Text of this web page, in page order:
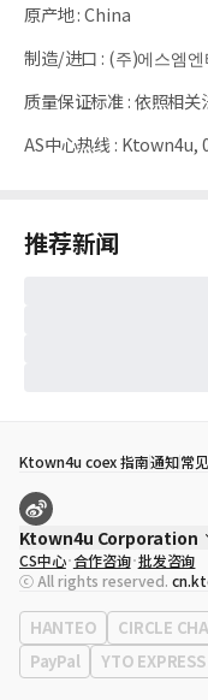
原产地:China
制造/进口 : (주)에스엠
质量保证标准 :依照相关
AS中心热线 : Ktown4u,
推荐新闻
Ktown4u coex 指南通知常
Ktown4u Corporation
代表
宋効珉
营业执照 120-87-71116
公司地址 首尔特别市 江南区
CS中心 合作咨询 批发咨询
ⓒ All rights reserved.
HANTEO CIRCLE
PayPal
YTO EXPRESS